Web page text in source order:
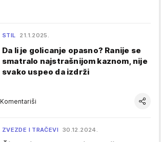
STIL 21.1.2025.
Da li je golicanje opasno? Ranije se
smatralo najstrašnijom kaznom, nije
svako uspeo da izdrži
Komentariši
ZVEZDE I TRAČEVI 30.12.2024.